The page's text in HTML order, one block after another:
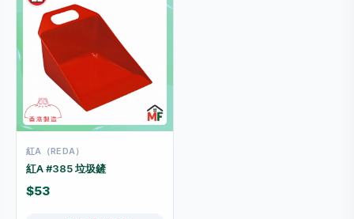
紅A（REDA）
紅A #385 垃圾鏟
$53